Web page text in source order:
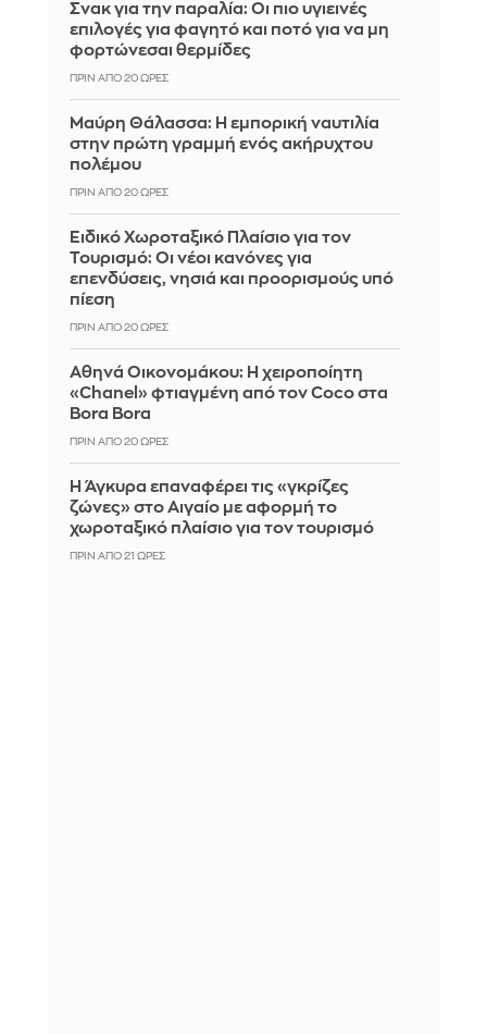
Σνακ για την παραλία: Οι πιο υγιεινές
επιλογές για φαγητό και ποτό για να μη
φορτώνεσαι θερμίδες
ΠΡΙΝ ΑΠΌ 20 ΏΡΕΣ
Μαύρη Θάλασσα: Η εμπορική ναυτιλία
στην πρώτη γραμμή ενός ακήρυχτου
πολέμου
ΠΡΙΝ ΑΠΌ 20 ΏΡΕΣ
Ειδικό Χωροταξικό Πλαίσιο για τον
Τουρισμό: Οι νέοι κανόνες για
επενδύσεις, νησιά και προορισμούς υπό
πίεση
ΠΡΙΝ ΑΠΌ 20 ΏΡΕΣ
Αθηνά Οικονομάκου: Η χειροποίητη
«Chanel» φτιαγμένη από τον Coco στα
Bora Bora
ΠΡΙΝ ΑΠΌ 20 ΏΡΕΣ
Η Άγκυρα επαναφέρει τις «γκρίζες
ζώνες» στο Αιγαίο με αφορμή το
χωροταξικό πλαίσιο για τον τουρισμό
ΠΡΙΝ ΑΠΌ 21 ΏΡΕΣ